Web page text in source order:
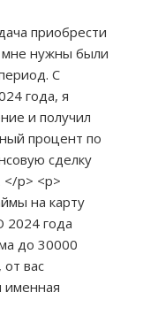
приобрести
мне нужны были
С
года, я
и получил
процент по
сделку
</p> <p>
на карту
года
до 30000
от вас
именная